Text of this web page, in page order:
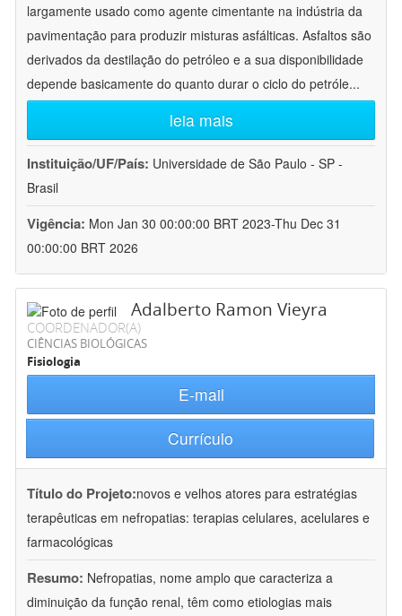
largamente usado como agente cimentante na indústria da
pavimentação para produzir misturas asfálticas. Asfaltos são
derivados da destilação do petróleo e a sua disponibilidade
depende basicamente do quanto durar o ciclo do petróle...
leia mais
Instituição/UF/País: Universidade de São Paulo - SP -
Brasil
Vigência: Mon Jan 30 00:00:00 BRT 2023-Thu Dec 31
00:00:00 BRT 2026
Adalberto Ramon Vieyra
COORDENADOR(A)
CIÊNCIAS BIOLÓGICAS
Fisiologia
E-mail
Currículo
Título do Projeto:novos e velhos atores para estratégias
terapêuticas em nefropatias: terapias celulares, acelulares e
farmacológicas
Resumo: Nefropatias, nome amplo que caracteriza a
diminuição da função renal, têm como etiologias mais